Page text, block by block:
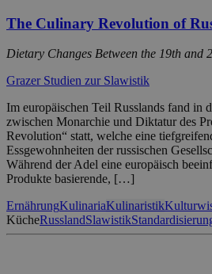
The Culinary Revolution of
Dietary Changes Between the 19th and
Grazer Studien zur Slawistik
Im europäischen Teil Russlands fand in
zwischen Monarchie und Diktatur des
Revolution“ statt, welche eine
Essgewohnheiten der russischen
Während der Adel eine europäisch
Produkte basierende, […]
ErnährungKulinariaKulinaristik
KücheRusslandSlawistik